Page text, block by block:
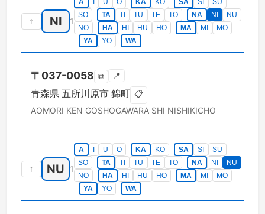
↑ NI 1
A U O KA KO SA SI
SU
SO
TA TI TU TE TO NA NI
NU
NO
HA HI HU HO MA MI
MO
YA
YO WA
〒 037-0058 ⧉ 📍
青森県 五所川原市 錦町 📋
AOMORI KEN GOSHOGAWARA SHI NISHIKICHO
↑ NU 1
A U O KA KO SA SI
SU
SO
TA TI TU TE TO NA NI
NU
NO
HA HI HU HO MA MI
MO
YA
YO WA